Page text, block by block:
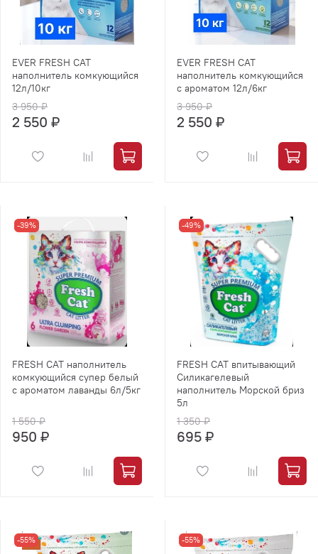
EVER FRESH CAT
наполнитель комкующийся
12л/10кг
3 950 ₽
2 550 ₽
EVER FRESH CAT
наполнитель комкующийся
с ароматом 12л/6кг
3 950 ₽
2 550 ₽
-39%
FRESH CAT наполнитель
комкующийся супер белый
с ароматом лаванды 6л/5кг
1 550 ₽
950 ₽
-49%
FRESH CAT впитывающий
Силикагелевый
наполнитель Морской бриз
5л
1 350 ₽
695 ₽
-55% -55%